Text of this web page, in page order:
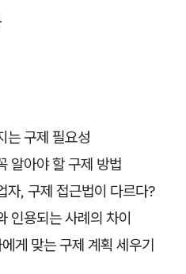
는 구제 필요성
알아야 할 구제 방법
자, 구제 접근법이 다르다?
인용되는 사례의 차이
게 맞는 구제 계획 세우기